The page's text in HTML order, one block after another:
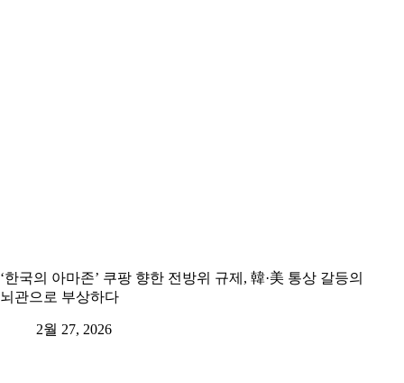
‘한국의 아마존’ 쿠팡 향한 전방위 규제, 韓·美 통상 갈등의
뇌관으로 부상하다
2월 27, 2026